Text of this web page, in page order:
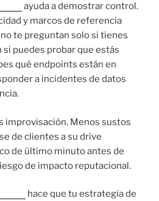
ayuda a demostrar control.
y marcos de referencia
te preguntan solo si tienes
puedes probar que estás
qué endpoints están en
a incidentes de datos
improvisación. Menos sustos
de clientes a su drive
de último minuto antes de
de impacto reputacional.
hace que tu estrategia de